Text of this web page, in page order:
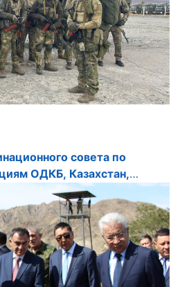
совета по
ОДКБ, Казахстан,